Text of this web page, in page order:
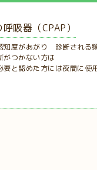
吸器（CPAP）
知度があがり 診断される
がつかない方は
要と認めた方には夜間に